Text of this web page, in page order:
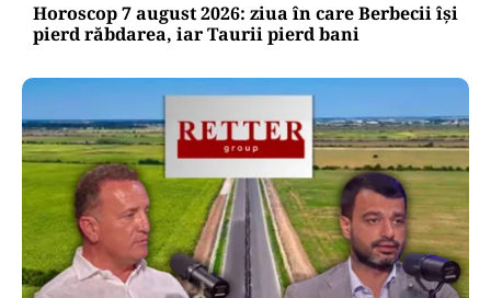
Horoscop 7 august 2026: ziua în care Berbecii își
pierd răbdarea, iar Taurii pierd bani